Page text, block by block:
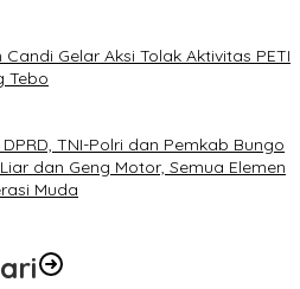
Gelar Aksi Tolak Aktivitas PETI
Tebo
TNI-Polri dan Pemkab Bungo
dan Geng Motor, Semua Elemen
Muda